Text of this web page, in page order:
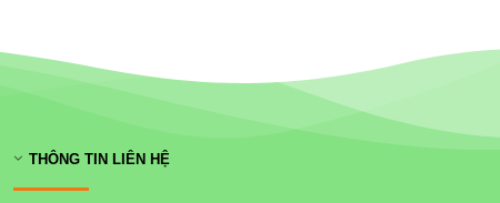
THÔNG TIN LIÊN HỆ